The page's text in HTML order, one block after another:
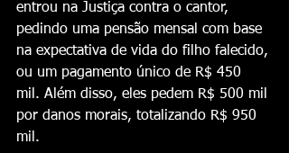
entrou na Justiça contra o cantor,
pedindo uma pensão mensal com base
na expectativa de vida do filho falecido,
ou um pagamento único de R$ 450
mil. Além disso, eles pedem R$ 500 mil
por danos morais, totalizando R$ 950
mil.